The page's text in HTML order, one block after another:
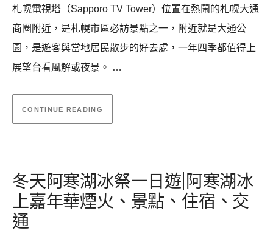
札幌電視塔（Sapporo TV Tower）位置在熱鬧的札幌大通
商圈附近，是札幌市區必訪景點之一，附近就是大通公
園，是遊客與當地居民散步的好去處，一年四季都值得上
展望台看風解或夜景。 …
CONTINUE READING
冬天阿寒湖冰祭一日遊|阿寒湖冰
上嘉年華煙火、景點、住宿、交
通